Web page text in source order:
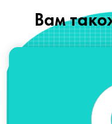
Вам